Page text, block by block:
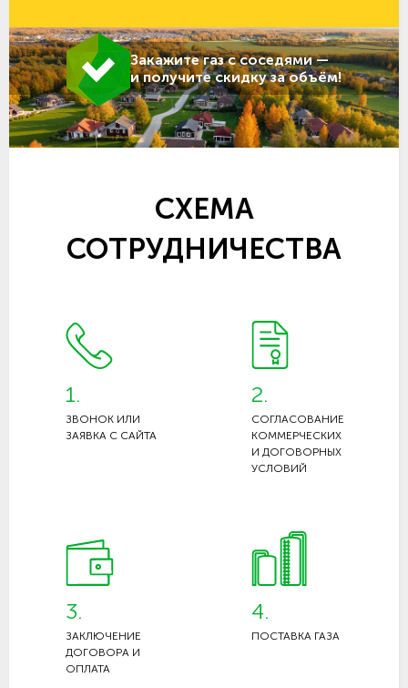
Закажите газ с соседями —
и получите скидку за объём!
СХЕМА
СОТРУДНИЧЕСТВА
1.
ЗВОНОК ИЛИ
ЗАЯВКА С САЙТА
2.
СОГЛАСОВАНИЕ
КОММЕРЧЕСКИХ
И ДОГОВОРНЫХ
УСЛОВИЙ
3.
ЗАКЛЮЧЕНИЕ
ДОГОВОРА И
ОПЛАТА
4.
ПОСТАВКА ГАЗА